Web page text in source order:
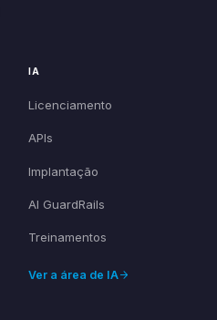
IA
Licenciamento
APIs
Implantação
AI GuardRails
Treinamentos
Ver a área de IA